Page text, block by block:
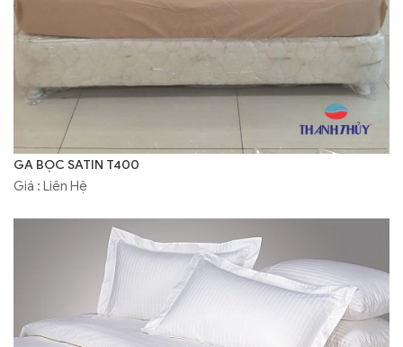
GA BỌC SATIN T400
Giá : Liên Hệ